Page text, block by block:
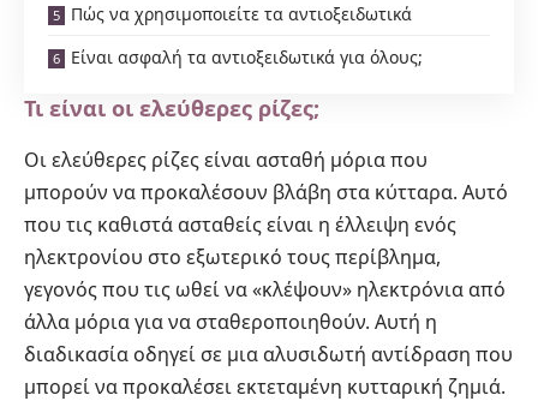
Πώς να χρησιμοποιείτε τα αντιοξειδωτικά
Είναι ασφαλή τα αντιοξειδωτικά για όλους;
Τι είναι οι ελεύθερες ρίζες;
Οι ελεύθερες ρίζες είναι ασταθή μόρια που
μπορούν να προκαλέσουν βλάβη στα κύτταρα. Αυτό
που τις καθιστά ασταθείς είναι η έλλειψη ενός
ηλεκτρονίου στο εξωτερικό τους περίβλημα,
γεγονός που τις ωθεί να «κλέψουν» ηλεκτρόνια από
άλλα μόρια για να σταθεροποιηθούν. Αυτή η
διαδικασία οδηγεί σε μια αλυσιδωτή αντίδραση που
μπορεί να προκαλέσει εκτεταμένη κυτταρική ζημιά.